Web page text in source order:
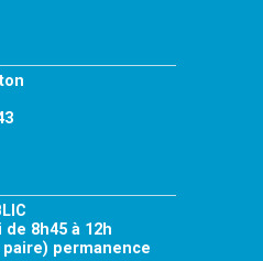
8h45 à 12h
permanence